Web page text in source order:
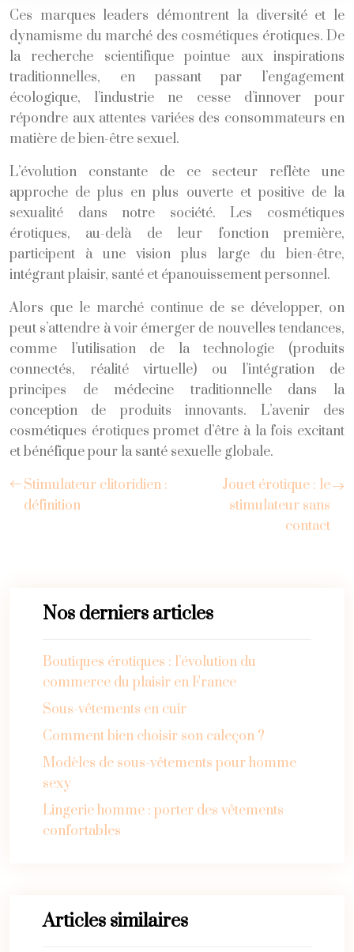
Ces marques leaders démontrent la diversité et le
dynamisme du marché des cosmétiques érotiques. De
la recherche scientifique pointue aux inspirations
traditionnelles, en passant par l’engagement
écologique, l’industrie ne cesse d’innover pour
répondre aux attentes variées des consommateurs en
matière de bien-être sexuel.
L’évolution constante de ce secteur reflète une
approche de plus en plus ouverte et positive de la
sexualité dans notre société. Les cosmétiques
érotiques, au-delà de leur fonction première,
participent à une vision plus large du bien-être,
intégrant plaisir, santé et épanouissement personnel.
Alors que le marché continue de se développer, on
peut s’attendre à voir émerger de nouvelles tendances,
comme l’utilisation de la technologie (produits
connectés, réalité virtuelle) ou l’intégration de
principes de médecine traditionnelle dans la
conception de produits innovants. L’avenir des
cosmétiques érotiques promet d’être à la fois excitant
et bénéfique pour la santé sexuelle globale.
Stimulateur clitoridien :
définition
Jouet érotique : le
stimulateur sans
contact
Nos derniers articles
Boutiques érotiques : l’évolution du
commerce du plaisir en France
Sous-vêtements en cuir
Comment bien choisir son caleçon ?
Modèles de sous-vêtements pour homme
sexy
Lingerie homme : porter des vêtements
confortables
Articles similaires